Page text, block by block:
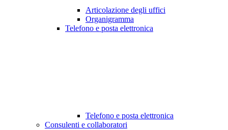
Articolazione degli uffici
Organigramma
Telefono e posta elettronica
Telefono e posta elettronica
Consulenti e collaboratori